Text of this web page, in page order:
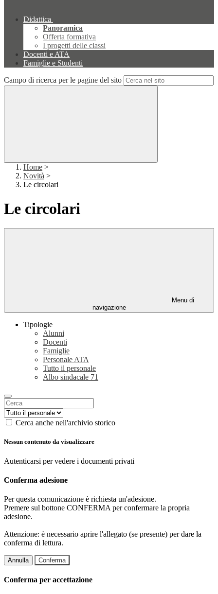
Didattica
Panoramica
Offerta formativa
I progetti delle classi
Docenti e ATA
Famiglie e Studenti
Campo di ricerca per le pagine del sito
Home >
Novità >
Le circolari
Le circolari
Menu di
navigazione
Tipologie
Alunni
Docenti
Famiglie
Personale ATA
Tutto il personale
Albo sindacale 71
Cerca anche nell'archivio storico
Nessun contenuto da visualizzare
Autenticarsi per vedere i documenti privati
Conferma adesione
Per questa comunicazione è richiesta un'adesione.
Premere sul bottone CONFERMA per confermare la propria
adesione.
Attenzione: è necessario aprire l'allegato (se presente) per dare la
conferma di lettura.
Annulla Conferma
Conferma per accettazione